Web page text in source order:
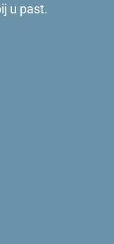
u past.